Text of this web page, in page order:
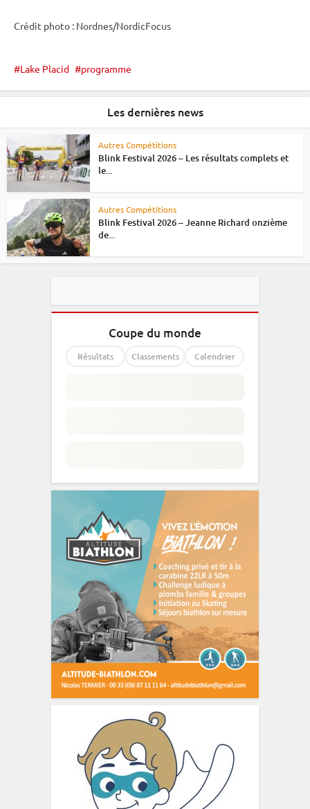
Crédit photo : Nordnes/NordicFocus
Lake Placid programme
Les dernières news
Autres Compétitions
Blink Festival 2026 – Les résultats complets et
le...
Autres Compétitions
Blink Festival 2026 – Jeanne Richard onzième
de...
Coupe du monde
Résultats Classements Calendrier